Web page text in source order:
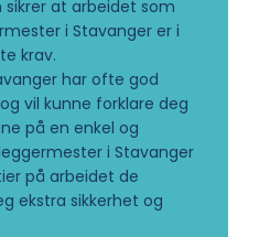
at arbeidet som
i Stavanger er i
krav.
har ofte god
vil kunne forklare deg
på en enkel og
i Stavanger
på arbeidet de
ekstra sikkerhet og